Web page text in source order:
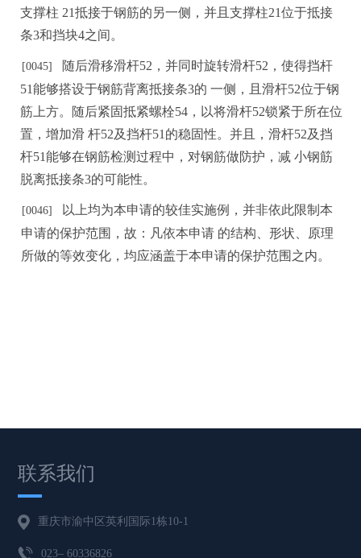
支撑柱 21抵接于钢筋的另一侧，并且支撑柱21位于抵接
条3和挡块4之间。
[0045] 随后滑移滑杆52，并同时旋转滑杆52，使得挡杆
51能够搭设于钢筋背离抵接条3的 一侧 ，且滑杆52位于钢
筋上方。随后紧固抵紧螺栓54，以将滑杆52锁紧于所在位
置，增加滑 杆52及挡杆51的稳固性。并且，滑杆52及挡
杆51能够在钢筋检测过程中，对钢筋做防护，减 小钢筋
脱离抵接条3的可能性。
[0046]
以上均为本申请的较佳实施例，并非依此限制本
申请的保护范围，故：凡依本申请 的结构 、形状、原理
所做的等效变化，均应涵盖于本申请的保护范围之内。
联系我们
重庆市渝中区英利国际1栋10-1
023– 60336826